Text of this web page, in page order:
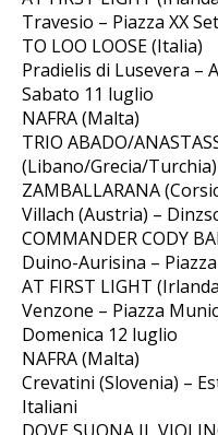
Travesio – Piazza XX
TO LOO LOOSE (Italia)
Pradielis di Lusevera –
Sabato 11 luglio
NAFRA (Malta)
TRIO ABADO/
(Libano/Grecia/Turchia)
ZAMBALLARANA
Villach (Austria) –
COMMANDER CODY
Duino-Aurisina –
AT FIRST LIGHT
Venzone – Piazza
Domenica 12 luglio
NAFRA (Malta)
Crevatini (Slovenia) –
Italiani